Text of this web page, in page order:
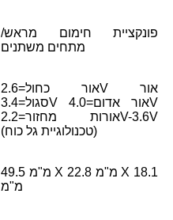
פונקציית חימום מראש/
מתחים משתנים
אור כחול=2.6V אור
סגול=3.4V אור אדום=4.0V
אורות מחזור=2.2V-3.6V
(טכנולוגיית גל כוח)
49.5 מ"מ X 22.8 מ"מ X 18.1
מ"מ